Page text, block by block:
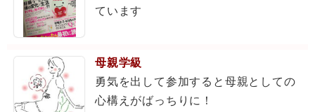
ています
母親学級
勇気を出して参加すると母親としての
心構えがばっちりに！